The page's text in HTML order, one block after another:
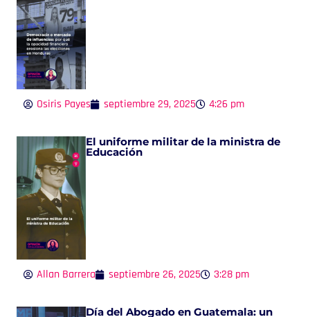
Osiris Payes septiembre 29, 2025 4:26 pm
El uniforme militar de la ministra de
Educación
Allan Barrera septiembre 26, 2025 3:28 pm
Día del Abogado en Guatemala: un